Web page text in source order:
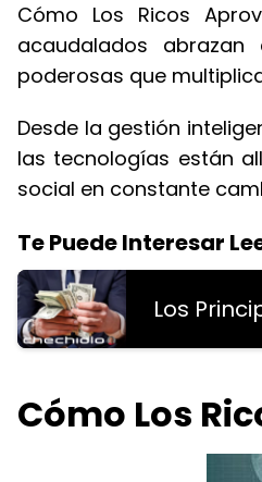
Cómo Los Ricos
acaudalados
poderosas que
Desde la gestión
las tecnologías están
social en constante
Te Puede Interesar
Los
Cómo Los